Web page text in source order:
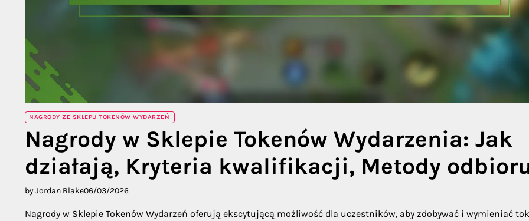
NAGRODY ZE SKLEPU TOKENÓW WYDARZEŃ
Nagrody w Sklepie Tokenów Wydarzenia: Jak
działają, Kryteria kwalifikacji, Metody
by Jordan Blake06/03/2026
Nagrody w Sklepie Tokenów Wydarzeń oferują ekscytującą możliwość dla uczestników, aby zdobywać i wymieniać